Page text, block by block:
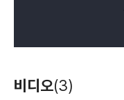
비디오(3)